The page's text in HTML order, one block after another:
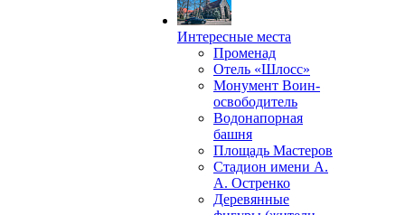
Интересные места
Променад
Отель «Шлосс»
Монумент Воин-
освободитель
Водонапорная
башня
Площадь Мастеров
Стадион имени А.
А. Остренко
Деревянные